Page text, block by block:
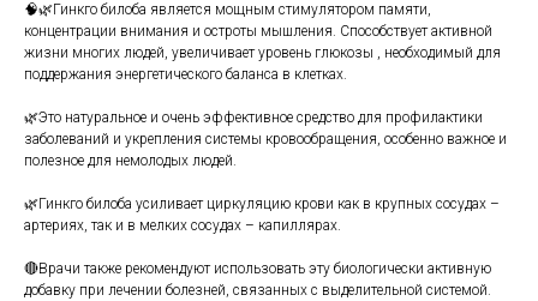
🧠🌿Гинкго билоба является мощным стимулятором памяти,
концентрации внимания и остроты мышления. Способствует активной
жизни многих людей, увеличивает уровень глюкозы , необходимый для
поддержания энергетического баланса в клетках.
🌿Это натуральное и очень эффективное средство для профилактики
заболеваний и укрепления системы кровообращения, особенно важное и
полезное для немолодых людей.
🌿Гинкго билоба усиливает циркуляцию крови как в крупных сосудах –
артериях, так и в мелких сосудах – капиллярах.
🔴Врачи также рекомендуют использовать эту биологически активную
добавку при лечении болезней, связанных с выделительной системой.